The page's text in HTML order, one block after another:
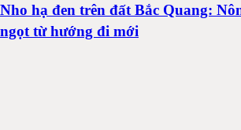
Nho hạ đen trên đất Bắc Quang:
ngọt từ hướng đi mới